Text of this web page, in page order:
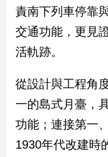
病
毒
專
區
台
灣
觀
責南下列車停靠
交通功能，更見
活軌跡。
從設計與工程角
一的島式月臺，
功能；連接第一
1930年代改建時